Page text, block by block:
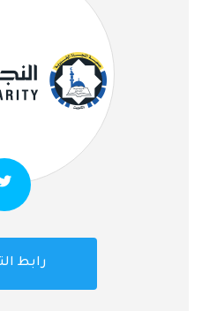
رابط